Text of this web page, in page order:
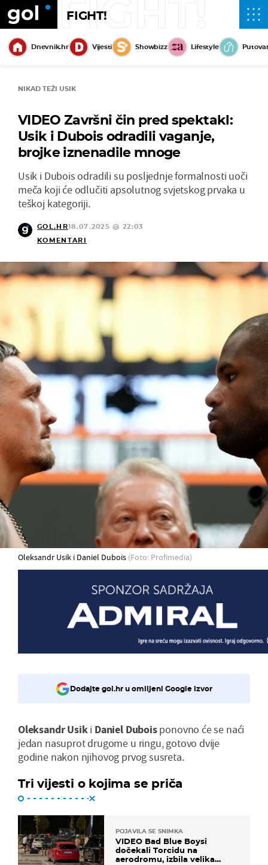
FIGHT!
FIGHT!
Dnevnik.hr Vijesti Showbizz Lifestyle
NIKAD TEŽI USIK
VIDEO Završni čin pred spektakl:
Usik i Dubois odradili vaganje,
brojke iznenadile mnoge
Usik i Dubois odradili su posljednje formalnosti uoči
meča koji će odlučiti apsolutnog svjetskog prvaka u
teškoj kategoriji.
GOL.HR18.07.2025 @ 22:03
KOMENTARI
Oleksandr Usik i Daniel Dubois (Foto: Profimedia)
Dodajte gol.hr u omiljeni Google izvor
Oleksandr Usiki Daniel Duboisponovno će se naći
jedan nasuprot drugome u ringu, gotovo dvije
godine nakon njihovog prvog susreta.
Tri vijesti o kojima se priča
POJAVILA SE SNIMKA
VIDEO Bad Blue Boysi
dočekali Torcidu na
aerodromu, izbila velika